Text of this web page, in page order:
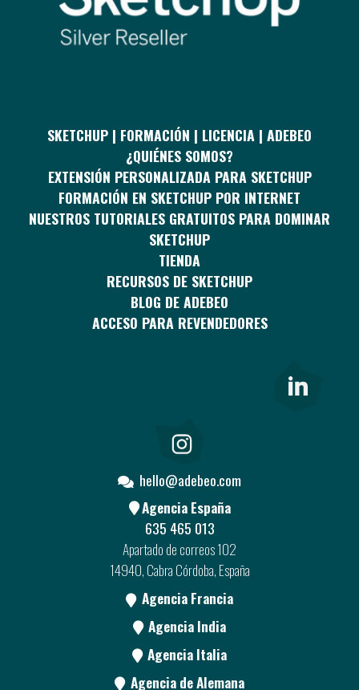
SKETCHUP | FORMACIÓN | LICENCIA | ADEBEO
¿QUIÉNES SOMOS?
EXTENSIÓN PERSONALIZADA PARA SKETCHUP
FORMACIÓN EN SKETCHUP POR INTERNET
NUESTROS TUTORIALES GRATUITOS PARA DOMINAR
SKETCHUP
TIENDA
RECURSOS DE SKETCHUP
BLOG DE ADEBEO
ACCESO PARA REVENDEDORES
hello@adebeo.com
Agencia España
635 465 013
Apartado de correos 102
14940, Cabra Córdoba, España
Agencia Francia
Agencia India
Agencia Italia
Agencia de Alemana